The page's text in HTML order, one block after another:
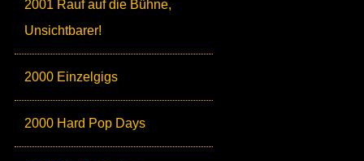
2001 Rauf auf die Bühne,
Unsichtbarer!
2000 Einzelgigs
2000 Hard Pop Days